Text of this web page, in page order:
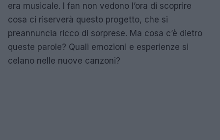
era musicale. I fan non vedono l’ora di scoprire
cosa ci riserverà questo progetto, che si
preannuncia ricco di sorprese. Ma cosa c’è dietro
queste parole? Quali emozioni e esperienze si
celano nelle nuove canzoni?